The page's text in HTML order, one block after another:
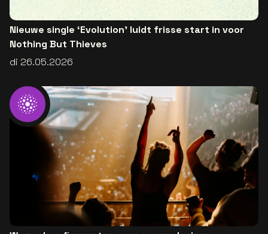
Nieuwe single ‘Evolution’ luidt frisse start in voor
Nothing But Thieves
di 26.05.2026